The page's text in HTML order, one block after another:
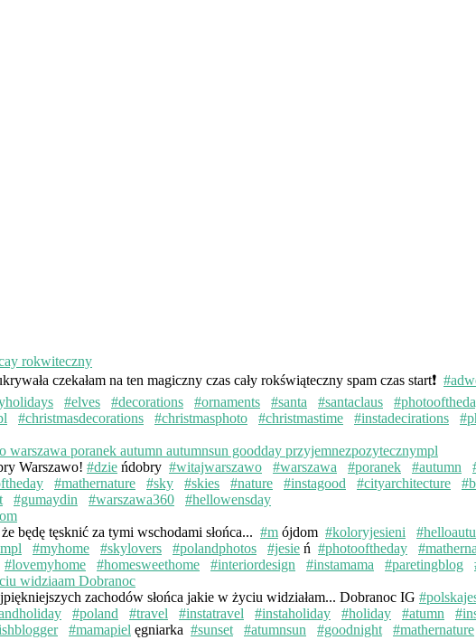
czekałam na ten magiczny czas cały rokświąteczny spam czas start❗️
#elves #decorations #ornaments #santa #santaclaus
#christmasdecorations #christmasphoto #christmastime #instadecirations
Warszawo! #dzie ńdobry #witajwarszawo #warszawa #poranek #autumn
#mathernature #sky #skies #nature #instagood #cityarchitecture
#gumaydin #warszawa360 #hellowensday
będę tęsknić za tymi wschodami słońca... #m ójdom #koloryjesieni
#myhome #skylovers #polandphotos #jesie ń #photooftheday
#lovemyhome #homesweethome #interiordesign #instamama #paretingblog
zachodów słońca jakie w życiu widziałam... Dobranoc IG
#poland #travel #instatravel #instaholiday #holiday #atumn
#mamapiel ęgniarka #sunset #atumnsun #goodnight #mathernature